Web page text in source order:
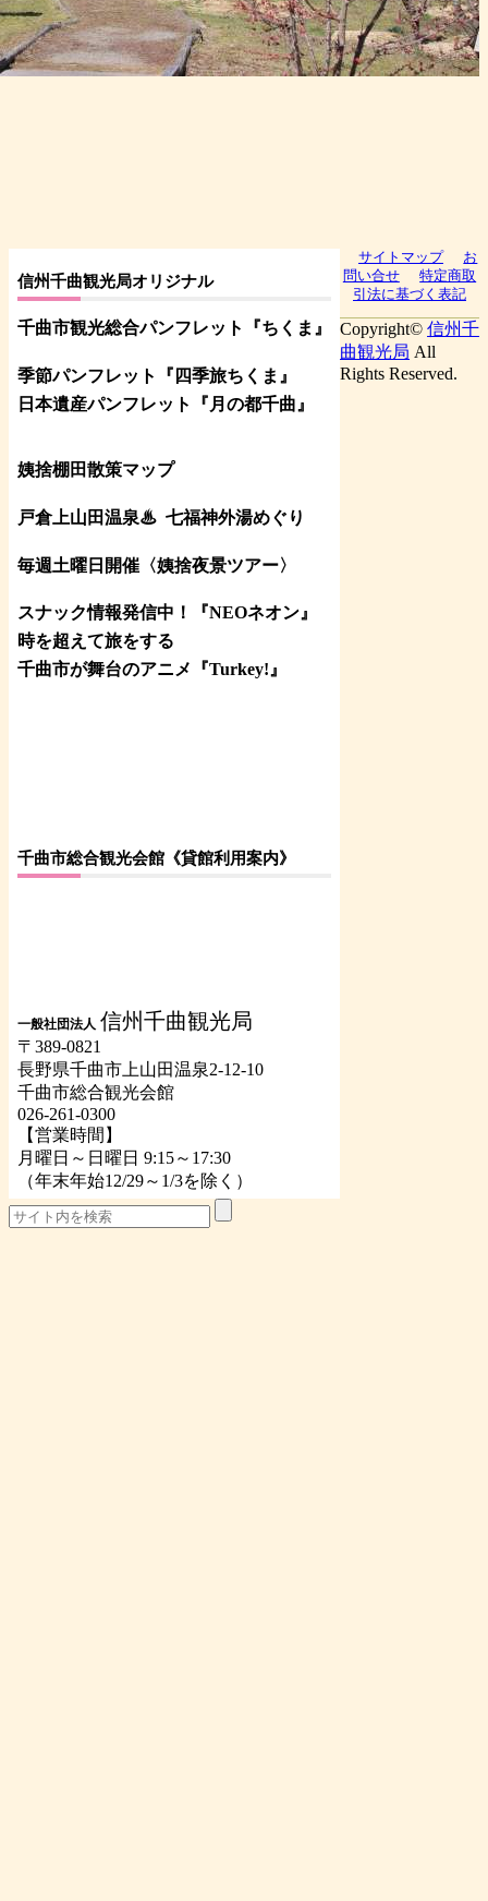
信州千曲観光局オリジナル
千曲市観光総合パンフレット 『ちくま 』
季節パンフレット『四季旅ちくま』
日本遺産パンフレット
『月の都千曲 』
姨捨棚田散策マップ
戸倉上山田温泉♨ 七福神外湯めぐり
毎週土曜日開催〈姨捨夜景ツアー〉
スナック情報発信中！『NEOネオン』
時を超えて旅をする
千曲市が舞台のアニメ『Turkey!』
千曲市総合観光会館《貸館利用案内》
一般社団法人 信州千曲観光局
〒389-0821
長野県千曲市上山田温泉2-12-10
千曲市総合観光会館
026-261-0300
【営業時間】
月曜日～日曜日 9:15～17:30
（年末年始12/29～1/3を除く）
サイトマップ
お
問い合せ
特定商取
引法に基づく表記
Copyright© 信州千
曲観光局 All
Rights Reserved.